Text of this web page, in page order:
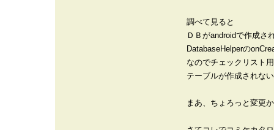
調べて見ると
ＤＢがandroidで作成さ
DatabaseHelperの
なのでチェックリスト
テーブルが作成されな
まあ、ちょろっと変更